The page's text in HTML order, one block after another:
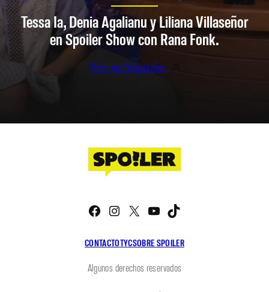
Tessa Ia, Denia Agalianu y Liliana Villaseñor
en Spoiler Show con Rana Fonk.
Ver en Youtube
CONTACTOTYCSOBRE SPOILER
Facebook
Instagram
X YouTube
Algunos derechos reservados